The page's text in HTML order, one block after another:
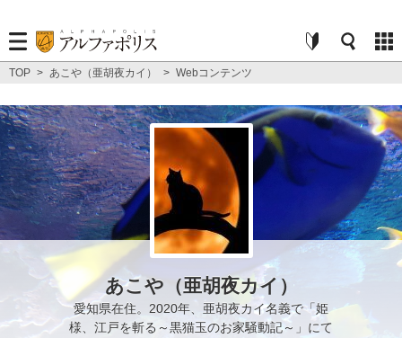
TOP > あこや（亜胡夜カイ） > Webコンテンツ
あこや（亜胡夜カイ）
愛知県在住。2020年、亜胡夜カイ名義で「姫
様、江戸を斬る～黒猫玉のお家騒動記～」にて